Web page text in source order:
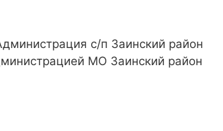
с/п Заинский район
МО Заинский район